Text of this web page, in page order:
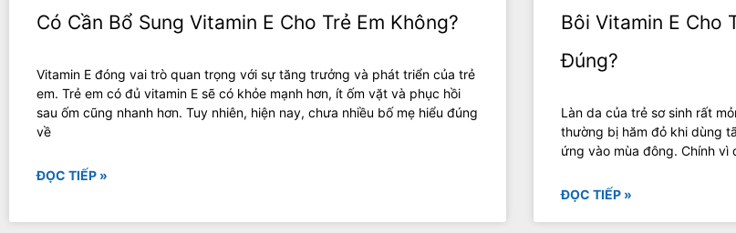
Có Cần Bổ Sung Vitamin E Cho Trẻ Em Không?
Vitamin E đóng vai trò quan trọng với sự tăng trưởng và phát triển của trẻ
em. Trẻ em có đủ vitamin E sẽ có khỏe mạnh hơn, ít ốm vặt và phục hồi
sau ốm cũng nhanh hơn. Tuy nhiên, hiện nay, chưa nhiều bố mẹ hiểu đúng
về
ĐỌC TIẾP »
Bôi Vitamin E Cho
Đúng?
Làn da của trẻ sơ sinh rất
thường bị hăm đỏ khi dùng
ứng vào mùa đông. Chính vì
ĐỌC TIẾP »